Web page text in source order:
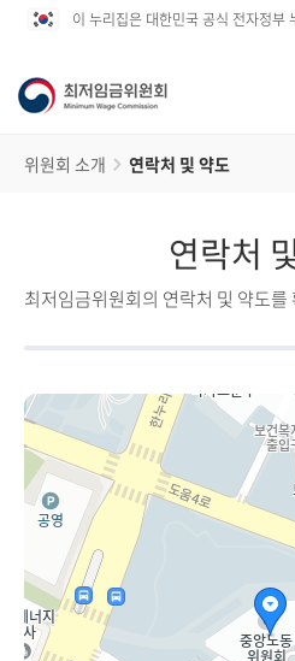
이 누리집은 대한민국 공식 전자정부
위원회 소개 연락처 및 약도
연락처
최저임금위원회의 연락처 및 약도